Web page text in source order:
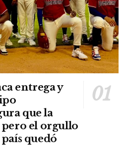
entrega y
que la
el orgullo
quedó